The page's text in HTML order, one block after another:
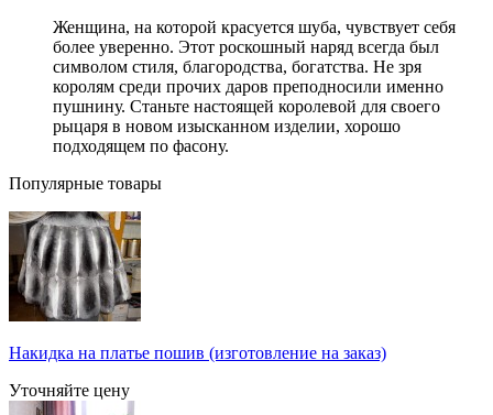
Женщина, на которой красуется шуба, чувствует себя
более уверенно. Этот роскошный наряд всегда был
символом стиля, благородства, богатства. Не зря
королям среди прочих даров преподносили именно
пушнину. Станьте настоящей королевой для своего
рыцаря в новом изысканном изделии, хорошо
подходящем по фасону.
Популярные товары
Накидка на платье пошив (изготовление на заказ)
Уточняйте цену